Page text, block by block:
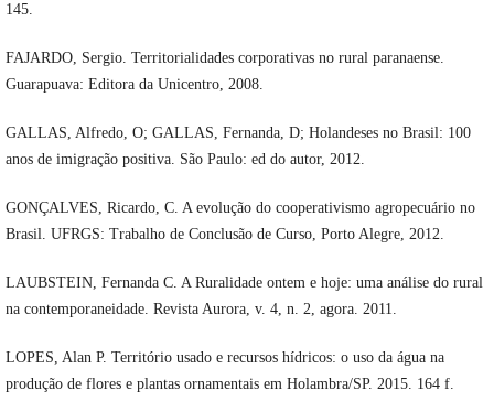
145.
FAJARDO, Sergio. Territorialidades corporativas no rural paranaense.
Guarapuava: Editora da Unicentro, 2008.
GALLAS, Alfredo, O; GALLAS, Fernanda, D; Holandeses no Brasil: 100
anos de imigração positiva. São Paulo: ed do autor, 2012.
GONÇALVES, Ricardo, C. A evolução do cooperativismo agropecuário no
Brasil. UFRGS: Trabalho de Conclusão de Curso, Porto Alegre, 2012.
LAUBSTEIN, Fernanda C. A Ruralidade ontem e hoje: uma análise do rural
na contemporaneidade. Revista Aurora, v. 4, n. 2, agora. 2011.
LOPES, Alan P. Território usado e recursos hídricos: o uso da água na
produção de flores e plantas ornamentais em Holambra/SP. 2015. 164 f.